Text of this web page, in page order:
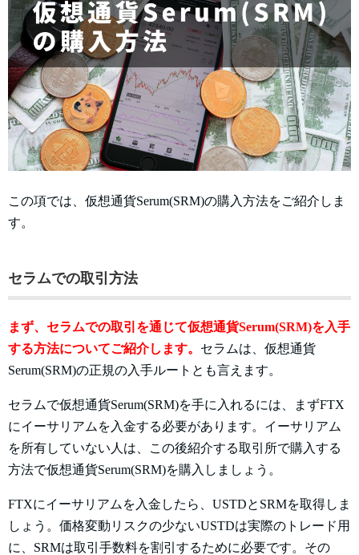
この項では、仮想通貨Serum(SRM)の購入方法をご紹介しま
す。
セラムでの取引方法
まず、セラムでの取引を通じて仮想通貨Serum(SRM)を入手
する方法についてご紹介します。 セラムは、仮想通貨
Serum(SRM)の正規の入手ルートとも言えます。
セラムで仮想通貨Serum(SRM)を手に入れるには、まずFTX
にイーサリアムを入金する必要があります。イーサリアム
を所有していない人は、この後紹介する取引所で購入する
方法で仮想通貨Serum(SRM)を購入しましょう。
FTXにイーサリアムを入金したら、USTDとSRMを取得しま
しょう。価格変動リスクの少ないUSTDは実際のトレード用
に、SRMは取引手数料を割引するために必要です。その